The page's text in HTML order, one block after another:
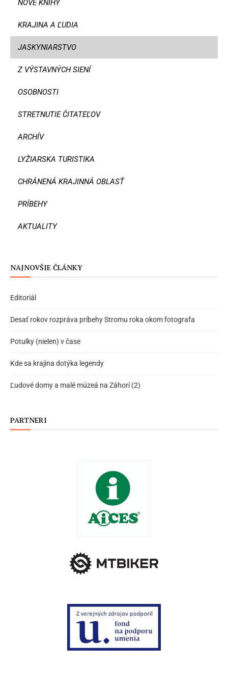
NOVÉ KNIHY
KRAJINA A ĽUDIA
JASKYNIARSTVO
Z VÝSTAVNÝCH SIENÍ
OSOBNOSTI
STRETNUTIE ČITATEĽOV
ARCHÍV
LYŽIARSKA TURISTIKA
CHRÁNENÁ KRAJINNÁ OBLASŤ
PRÍBEHY
AKTUALITY
NAJNOVŠIE ČLÁNKY
Editoriál
Desať rokov rozpráva príbehy Stromu roka okom fotografa
Potulky (nielen) v čase
Kde sa krajina dotýka legendy
Ľudové domy a malé múzeá na Záhorí (2)
PARTNERI